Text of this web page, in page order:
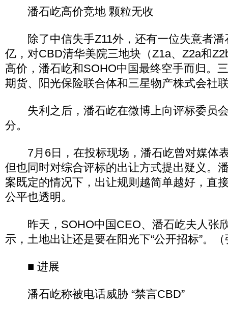
潘石屹高价竞地 颗粒无收
除了中信失手Z11外，还有一位失意者潘
亿，对CBD清华美院三地块（Z1a、Z2a和
高价，潘石屹和SOHO中国最终空手而归。
期货、阳光保险联合体和三星物产株式会社
失利之后，潘石屹在微博上向评标委员
分。
7月6日，在投标现场，潘石屹曾对媒体
但也同时对综合评标的出让方式提出疑义。
案既定的情况下，出让规则越简单越好，直
公平也透明。
昨天，SOHO中国CEO、潘石屹夫人张
示，土地出让还是要在阳光下“公开招标”。
■ 进展
潘石屹称被电话威胁 “禁言CBD”